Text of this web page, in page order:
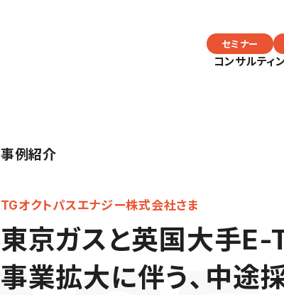
コンサルティ
セミナー
事例紹介
TGオクトパスエナジー株式会社さま
東京ガスと英国大手E-
事業拡大に伴う、中途